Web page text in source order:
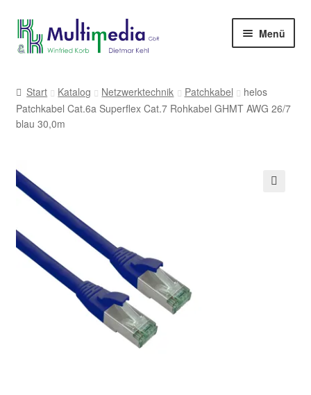
Zur
Navigation
Zum
Inhalt
Menü
Start Katalog Netzwerktechnik Patchkabel
helos
Patchkabel Cat.6a Superflex Cat.7 Rohkabel GHMT AWG 26/7
blau 30,0m